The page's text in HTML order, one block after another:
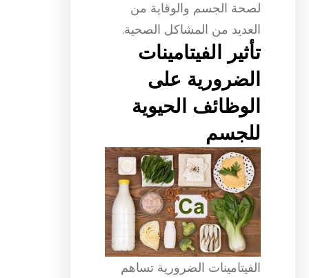
لصحة الجسم والوقاية من
العديد من المشاكل الصحية.
تأثير الفيتامينات
الضرورية على
الوظائف الحيوية
للجسم
الفيتامينات الضرورية تساهم